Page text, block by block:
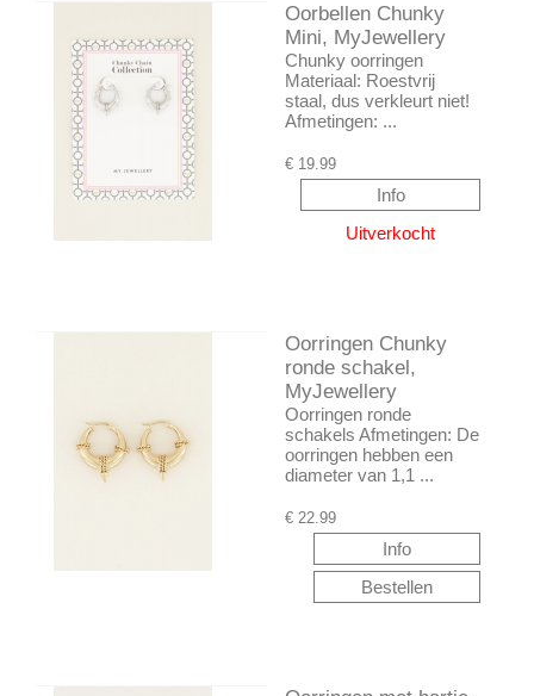
Oorbellen Chunky
Mini, MyJewellery
Chunky oorringen
Materiaal: Roestvrij
staal, dus verkleurt niet!
Afmetingen: ...
€ 19.99
Oorringen Chunky
ronde schakel,
MyJewellery
Oorringen ronde
schakels Afmetingen: De
oorringen hebben een
diameter van 1,1 ...
€ 22.99